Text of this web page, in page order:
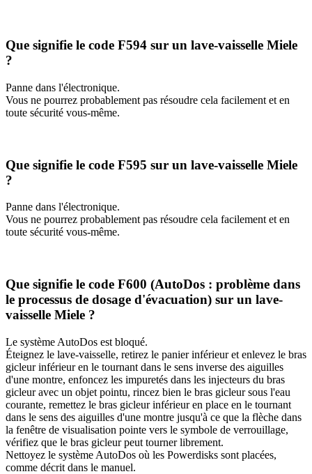
Que signifie le code F594 sur un lave-vaisselle Miele
?
Panne dans l'électronique.
Vous ne pourrez probablement pas résoudre cela facilement et en
toute sécurité vous-même.
Que signifie le code F595 sur un lave-vaisselle Miele
?
Panne dans l'électronique.
Vous ne pourrez probablement pas résoudre cela facilement et en
toute sécurité vous-même.
Que signifie le code F600 (AutoDos : problème dans
le processus de dosage d'évacuation) sur un lave-
vaisselle Miele ?
Le système AutoDos est bloqué.
Éteignez le lave-vaisselle, retirez le panier inférieur et enlevez le bras
gicleur inférieur en le tournant dans le sens inverse des aiguilles
d'une montre, enfoncez les impuretés dans les injecteurs du bras
gicleur avec un objet pointu, rincez bien le bras gicleur sous l'eau
courante, remettez le bras gicleur inférieur en place en le tournant
dans le sens des aiguilles d'une montre jusqu'à ce que la flèche dans
la fenêtre de visualisation pointe vers le symbole de verrouillage,
vérifiez que le bras gicleur peut tourner librement.
Nettoyez le système AutoDos où les Powerdisks sont placées,
comme décrit dans le manuel.